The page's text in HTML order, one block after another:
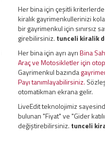
Her bina için çeşitli
kiralık gayrimenkullerinizi
bir gayrimenkul için sınırsız
girebilirsiniz. tunceli kiralik
Her bina için ayrı ayrıBina
Araç ve Motosikletler için
Gayrimenkul bazında
Payı tanımlayabilirsiniz.
otomatikman ekrana gelir.
LiveEdit teknolojimiz
bulunan "Fiyat" ve "Gider
değiştirebilirsiniz. tunceli